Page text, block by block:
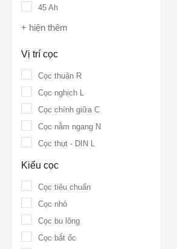
45 Ah
+ hiện thêm
Vị trí cọc
Cọc thuận R
Cọc nghịch L
Cọc chính giữa C
Cọc nằm ngang N
Cọc thụt - DIN L
Kiểu cọc
Cọc tiêu chuẩn
Cọc nhỏ
Cọc bu lông
Cọc bắt ốc